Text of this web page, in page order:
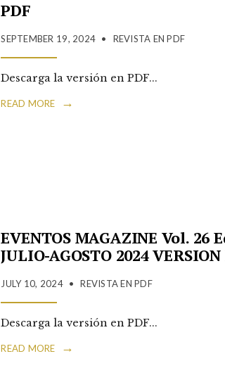
PDF
SEPTEMBER 19, 2024 • REVISTA EN PDF
Descarga la versión en PDF...
READ MORE →
EVENTOS MAGAZINE Vol. 26
JULIO-AGOSTO 2024 VERSION
JULY 10, 2024 • REVISTA EN PDF
Descarga la versión en PDF...
READ MORE →